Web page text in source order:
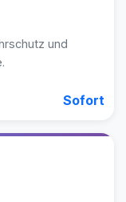
und
Sofort